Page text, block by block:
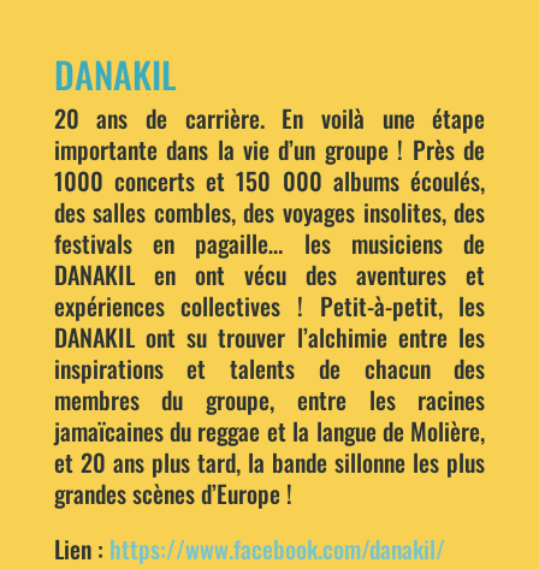
DANAKIL
20 ans de carrière. En voilà une étape
importante dans la vie d’un groupe ! Près de
1000 concerts et 150 000 albums écoulés,
des salles combles, des voyages insolites, des
festivals en pagaille… les musiciens de
DANAKIL en ont vécu des aventures et
expériences collectives ! Petit-à-petit, les
DANAKIL ont su trouver l’alchimie entre les
inspirations et talents de chacun des
membres du groupe, entre les racines
jamaïcaines du reggae et la langue de Molière,
et 20 ans plus tard, la bande sillonne les plus
grandes scènes d’Europe !
Lien : https://www.facebook.com/danakil/